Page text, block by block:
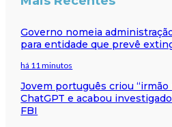
Governo nomeia
para entidade que prevê
há 11 minutos
Jovem português criou “irmão
ChatGPT e acabou
FBI